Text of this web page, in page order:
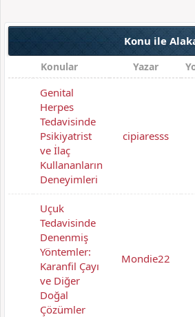
Konu ile
Konular Yazar
Genital
Herpes
Tedavisinde
Psikiyatrist
ve İlaç
Kullananların
Deneyimleri
cipiaresss
Uçuk
Tedavisinde
Denenmiş
Yöntemler:
Karanfil Çayı
ve Diğer
Doğal
Çözümler
Mondie22